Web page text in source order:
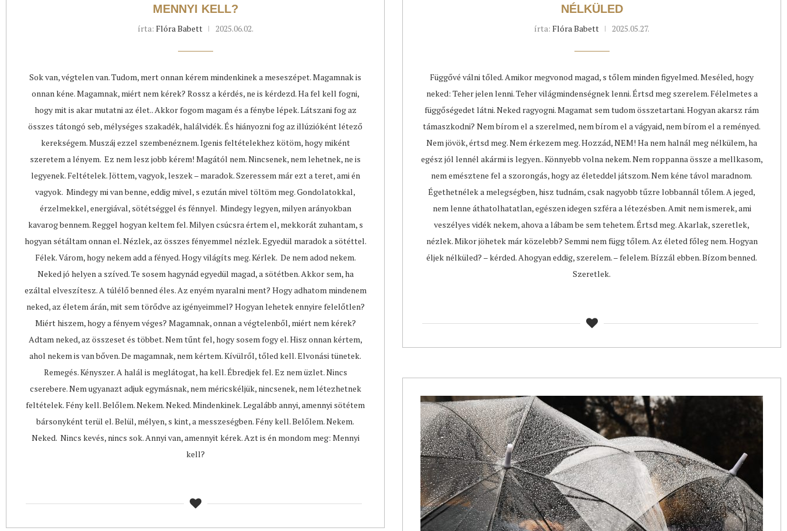
MENNYI KELL?
írta: Flóra Babett 2025.06.02.
Sok van, végtelen van. Tudom, mert onnan kérem mindenkinek a meseszépet. Magamnak is
onnan kéne. Magamnak, miért nem kérek? Rossz a kérdés, ne is kérdezd. Ha fel kell fogni,
hogy mit is akar mutatni az élet.. Akkor fogom magam és a fénybe lépek. Látszani fog az
összes tátongó seb, mélységes szakadék, halálvidék. És hiányozni fog az illúzióként létező
kerekségem. Muszáj ezzel szembenéznem. Igenis feltételekhez kötöm, hogy miként
szeretem a lényem. Ez nem lesz jobb kérem! Magától nem. Nincsenek, nem lehetnek, ne is
legyenek. Feltételek. Jöttem, vagyok, leszek – maradok. Szeressem már ezt a teret, ami én
vagyok. Mindegy mi van benne, eddig mivel, s ezután mivel töltöm meg. Gondolatokkal,
érzelmekkel, energiával, sötétséggel és fénnyel. Mindegy legyen, milyen arányokban
kavarog bennem. Reggel hogyan keltem fel. Milyen csúcsra értem el, mekkorát zuhantam, s
hogyan sétáltam onnan el. Nézlek, az összes fényemmel nézlek. Egyedül maradok a sötéttel.
Félek. Várom, hogy nekem add a fényed. Hogy világíts meg. Kérlek. De nem adod nekem.
Neked jó helyen a szíved. Te sosem hagynád egyedül magad, a sötétben. Akkor sem, ha
ezáltal elveszítesz. A túlélő benned éles. Az enyém nyaralni ment? Hogy adhatom mindenem
neked, az életem árán, mit sem törődve az igényeimmel? Hogyan lehetek ennyire felelőtlen?
Miért hiszem, hogy a fényem véges? Magamnak, onnan a végtelenből, miért nem kérek?
Adtam neked, az összeset és többet. Nem tűnt fel, hogy sosem fogy el. Hisz onnan kértem,
ahol nekem is van bőven. De magamnak, nem kértem. Kívülről, tőled kell. Elvonási tünetek.
Remegés. Kényszer. A halál is meglátogat, ha kell. Ébredjek fel. Ez nem üzlet. Nincs
cserebere. Nem ugyanazt adjuk egymásnak, nem méricskéljük, nincsenek, nem létezhetnek
feltételek. Fény kell. Belőlem. Nekem. Neked. Mindenkinek. Legalább annyi, amennyi sötétem
bársonyként terül el. Belül, mélyen, s kint, a messzeségben. Fény kell. Belőlem. Nekem.
Neked. Nincs kevés, nincs sok. Annyi van, amennyit kérek. Azt is én mondom meg: Mennyi
kell?
NÉLKÜLED
írta: Flóra Babett 2025.05.27.
Függővé válni tőled. Amikor megvonod magad, s tőlem minden figyelmed. Meséled, hogy
neked: Teher jelen lenni. Teher világmindenségnek lenni. Értsd meg szerelem. Félelmetes a
függőségedet látni. Neked ragyogni. Magamat sem tudom összetartani. Hogyan akarsz rám
támaszkodni? Nem bírom el a szerelmed, nem bírom el a vágyaid, nem bírom el a reményed.
Nem jövök, értsd meg. Nem érkezem meg. Hozzád, NEM! Ha nem halnál meg nélkülem, ha
egész jól lennél akármi is legyen.. Könnyebb volna nekem. Nem roppanna össze a mellkasom,
nem emésztene fel a szorongás, hogy az életeddel játszom. Nem kéne távol maradnom.
Égethetnélek a melegségben, hisz tudnám, csak nagyobb tűzre lobbannál tőlem. A jeged,
nem lenne áthatolhatatlan, egészen idegen szféra a létezésben. Amit nem ismerek, ami
veszélyes vidék nekem, ahova a lábam be sem tehetem. Értsd meg. Akarlak, szeretlek,
nézlek. Mikor jöhetek már közelebb? Semmi nem függ tőlem. Az életed főleg nem. Hogyan
éljek nélküled? – kérded. Ahogyan eddig, szerelem. – felelem. Bízzál ebben. Bízom benned.
Szeretlek.